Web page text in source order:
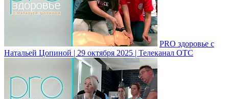
PRO здоровье с
Натальей Цопиной | 29 октября 2025 | Телеканал ОТС